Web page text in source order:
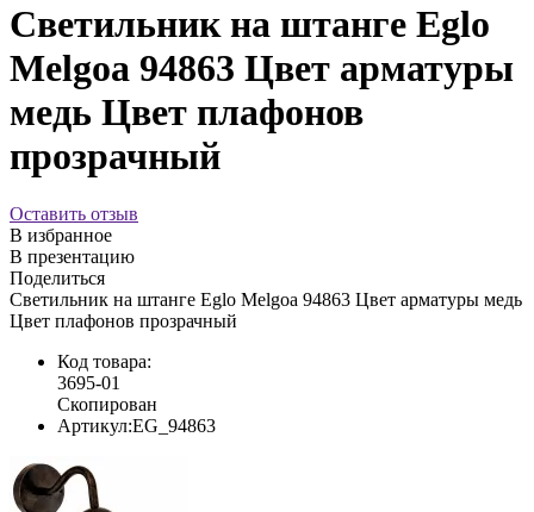
Светильник на штанге Eglo
Melgoa 94863 Цвет арматуры
медь Цвет плафонов
прозрачный
Оставить отзыв
В избранное
В презентацию
Поделиться
Светильник на штанге Eglo Melgoa 94863 Цвет арматуры медь
Цвет плафонов прозрачный
Код товара:
3695-01
Скопирован
Артикул:EG_94863